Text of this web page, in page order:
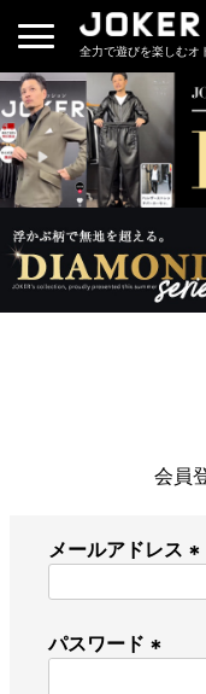
全力で遊びを楽しむオ
会員
メールアドレス
パスワード